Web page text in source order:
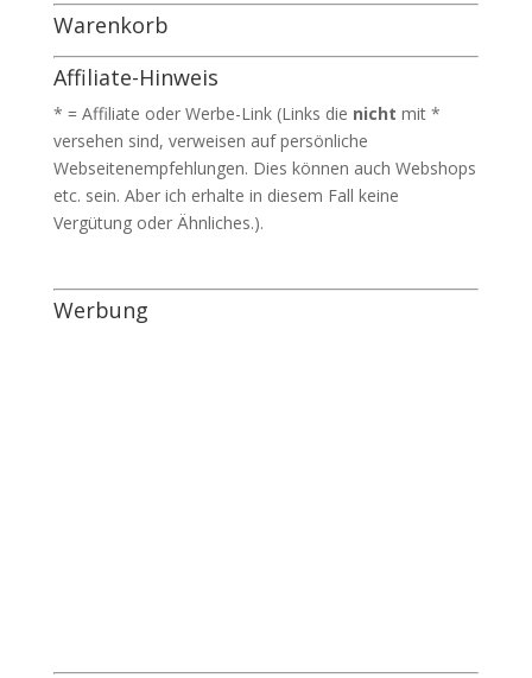
Warenkorb
Affiliate-Hinweis
* = Affiliate oder Werbe-Link (Links die nicht mit *
versehen sind, verweisen auf persönliche
Webseitenempfehlungen. Dies können auch Webshops
etc. sein. Aber ich erhalte in diesem Fall keine
Vergütung oder Ähnliches.).
Werbung